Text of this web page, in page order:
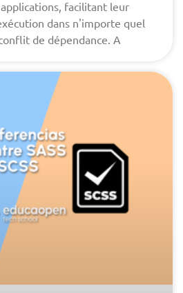
facilitant leur
dans n'importe quel
de dépendance. A